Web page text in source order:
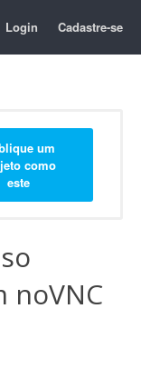
Login Cadastre-se
um
como
este
noVNC